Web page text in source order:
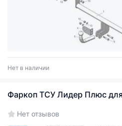
Нет в наличии
Фаркоп ТСУ Лидер Плюс для
Нет отзывов